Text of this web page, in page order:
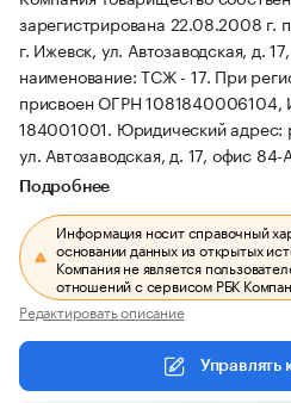
зарегистрирована 22.08.2008 г.
г. Ижевск, ул. Автозаводская, д.
наименование: ТСЖ - 17. При
присвоен ОГРН
184001001. Юридический адрес:
ул. Автозаводская, д. 17, офис 84-
Подробнее
Информация носит справочный
основании данных из открытых
Компания не является
отношений с сервисом РБК
Редактировать описание
Управлять